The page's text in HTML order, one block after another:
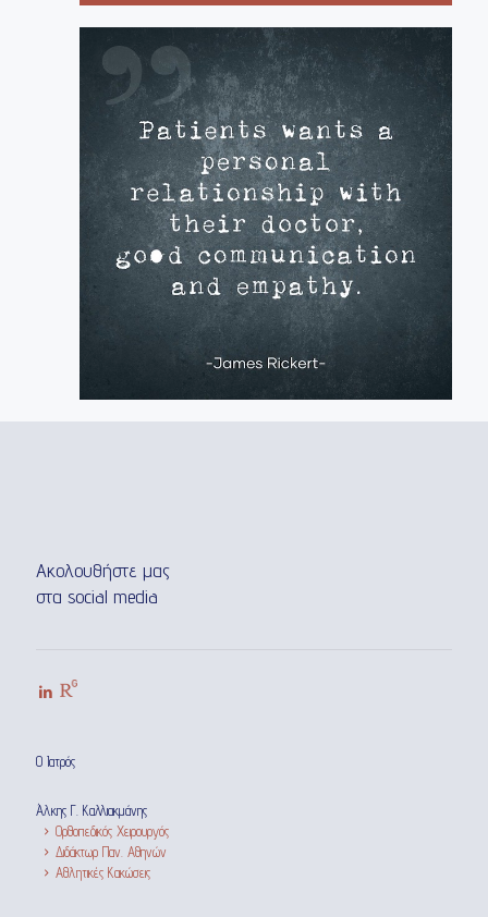
Ακολουθήστε μας
στα social media
Ο Ιατρός
Άλκης Γ. Καλλιακμάνης
Ορθοπεδικός Χειρουργός
Διδάκτωρ Παν. Αθηνών
Αθλητικές Κακώσεις